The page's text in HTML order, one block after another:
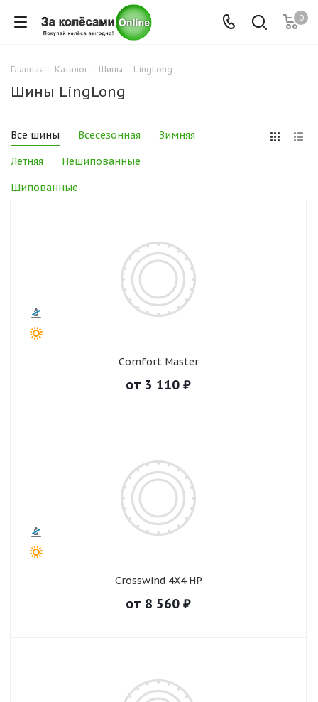
0
Главная - Каталог - Шины - LingLong
Шины LingLong
Все шины Всесезонная Зимняя
Летняя Нешипованные
Шипованные
Comfort Master
от 3 110 ₽
Crosswind 4X4 HP
от 8 560 ₽